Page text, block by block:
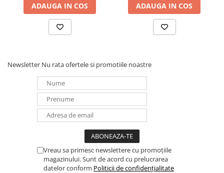
PDUs unitati de distributie a
energiei electrice
Cabinete baterii
Drumetii / Camping
Accesorii
Frigidere portabile
Panouri portabile
Racire/Incalzire
ADAUGA IN COS ADAUGA IN COS
Newsletter Nu rata ofertele si promotiile noastre
Vreau sa primesc newslettere cu promoțiile
magazinului. Sunt de acord cu prelucrarea
datelor conform Politicii de confidențialitate